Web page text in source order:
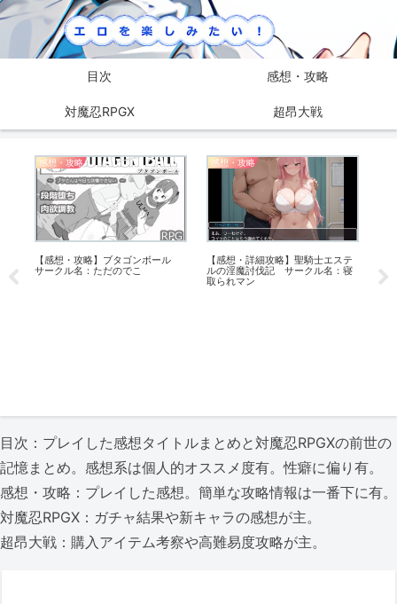
目次 感想・攻略
対魔忍RPGX 超昂大戦
感想・攻略
【感想・攻略】ブタゴンボール
サークル名：ただのでこ
感想・攻略
【感想・詳細攻略】聖騎士エステ
ルの淫魔討伐記 サークル名：寝
取られマン
328
介」
目次：プレイした感想タイトルまとめと対魔忍RPGXの前世の
記憶まとめ。感想系は個人的オススメ度有。性癖に偏り有。
感想・攻略：プレイした感想。簡単な攻略情報は一番下に有。
対魔忍RPGX：ガチャ結果や新キャラの感想が主。
超昂大戦：購入アイテム考察や高難易度攻略が主。